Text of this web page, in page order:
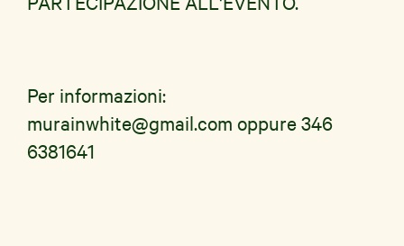
Per informazioni:
murainwhite@gmail.com oppure 346
6381641